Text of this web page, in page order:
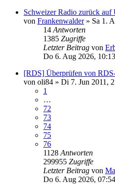
Schweizer Radio zurück
von Frankenwalder» Sa 1.
14 Antworten
1385 Zugriffe
Letzter Beitrag von
Do 6. Aug 2026, 10:13
[RDS] Überprüfen von
von oli84 » Di 7. Jun 2011,
1
…
72
73
74
75
76
1128 Antworten
299955 Zugriffe
Letzter Beitrag von
Do 6. Aug 2026, 07:54